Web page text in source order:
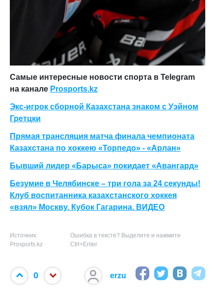
Самые интересные новости спорта в Telegram
на канале Prosports.kz
Экс-игрок сборной Казахстана знаком с Уэйном
Гретцки
Прямая трансляция матча финала чемпионата
Казахстана по хоккею «Торпедо» - «Арлан»
Бывший лидер «Барыса» покидает «Авангард»
Безумие в Челябинске – три гола за 24 секунды!
Клуб воспитанника казахстанского хоккея
«взял» Москву. Кубок Гагарина. ВИДЕО
Источник:
Prosports.kz
Ошибка в тексте? Выделите и нажмите
Ctrl+Enter
0 erzu